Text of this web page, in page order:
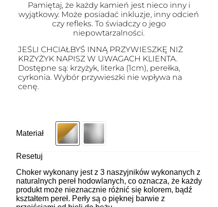
Pamiętaj, że każdy kamień jest nieco inny i
wyjątkowy. Może posiadać inkluzje, inny odcień
czy refleks. To świadczy o jego
niepowtarzalności.
JEŚLI CHCIAŁBYŚ INNĄ PRZYWIESZKĘ NIŻ
KRZYŻYK NAPISZ W UWAGACH KLIENTA.
Dostępne są: krzyżyk, literka (1cm), perełka,
cyrkonia. Wybór przywieszki nie wpływa na
cenę.
Materiał
Resetuj
Choker wykonany jest z 3 naszyjników wykonanych z
naturalnych pereł hodowlanych, co oznacza, że każdy
produkt może nieznacznie różnić się kolorem, bądź
kształtem pereł. Perły są o pięknej barwie z